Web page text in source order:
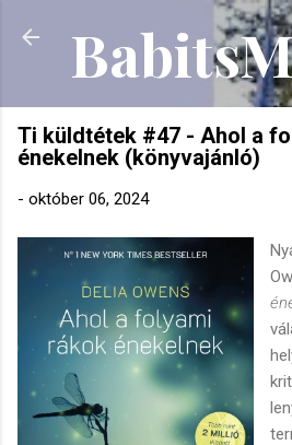
Ugrás a fő
Ti küldtétek #47 - Ahol a
énekelnek (könyvajánló)
- október 06, 2024